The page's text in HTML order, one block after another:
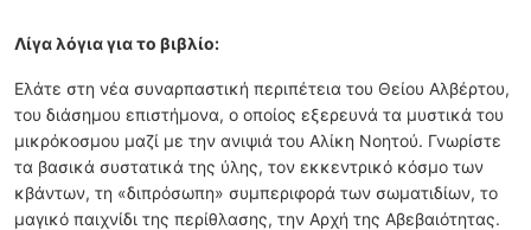
Λίγα λόγια για το βιβλίο:
Ελάτε στη νέα συναρπαστική περιπέτεια του Θείου Αλβέρτου,
του διάσηµου επιστήµονα, ο οποίος εξερευνά τα µυστικά του
µικρόκοσµου µαζί µε την ανιψιά του Αλίκη Νοητού. Γνωρίστε
τα βασικά συστατικά της ύλης, τον εκκεντρικό κόσµο των
κβάντων, τη «διπρόσωπη» συµπεριφορά των σωµατιδίων, το
µαγικό παιχνίδι της περίθλασης, την Αρχή της Αβεβαιότητας.